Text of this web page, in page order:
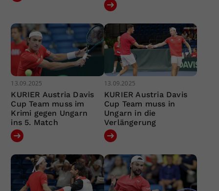
13.09.2025
KURIER Austria Davis
Cup Team muss im
Krimi gegen Ungarn
ins 5. Match
13.09.2025
KURIER Austria Davis
Cup Team muss in
Ungarn in die
Verlängerung